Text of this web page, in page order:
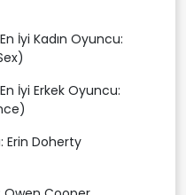
İyi Kadın Oyuncu:
İyi Erkek Oyuncu:
Erin Doherty